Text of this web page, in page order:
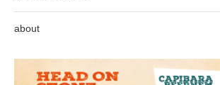
about